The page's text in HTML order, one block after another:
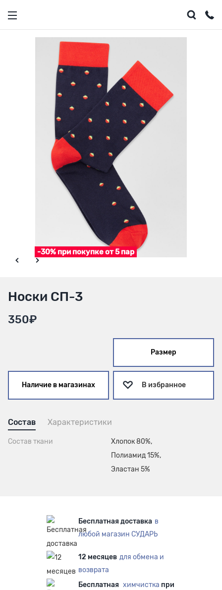
-30% при покупке от 5 пар
Носки СП-3
350₽
Размер
Наличие в магазинах В избранное
Состав Характеристики
Состав ткани
Хлопок 80%,
Полиамид 15%,
Эластан 5%
Бесплатная доставка в
любой магазин СУДАРЬ
12 месяцев для обмена и
возврата
Бесплатная химчистка при